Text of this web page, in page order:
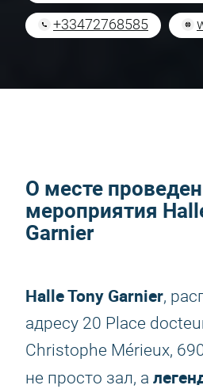
+33472768585
О месте
мероприятия
Garnier
Halle Tony Garnier,
адресу 20 Place
Christophe Mérieux,
не просто зал, а